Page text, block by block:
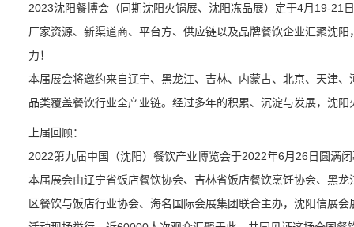
2023沈阳餐博会（同期沈阳火锅展、沈阳冻品展）定于4月19-21
厂家资源、新渠道商、平台方、供应链以及品牌餐饮企业汇聚沈
力！
本届展会将邀约来自辽宁、黑龙江、吉林、内蒙古、北京、天津
品类覆盖餐饮行业全产业链。经过多年的积累、沉淀与发展，沈
上届回顾：
2022第九届中国（沈阳）餐饮产业博览会于2022年6月26日圆满
本届展会由辽宁省饭店餐饮协会、吉林省饭店餐饮烹饪协会、黑
区餐饮与饭店行业协会、海名国际会展集团联合主办，沈阳信展